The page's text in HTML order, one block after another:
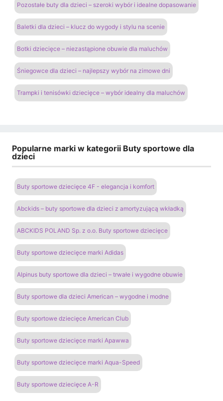
Pozostałe buty dla dzieci – szeroki wybór i idealne dopasowanie
Baletki dla dzieci – klucz do wygody i stylu na scenie
Botki dziecięce – niezastąpione obuwie dla maluchów
Śniegowce dla dzieci – najlepszy wybór na zimowe dni
Trampki i tenisówki dziecięce – wybór idealny dla maluchów
Popularne marki w kategorii Buty sportowe dla
dzieci
Buty sportowe dziecięce 4F - elegancja i komfort
Abckids – buty sportowe dla dzieci z amortyzującą wkładką
ABCKIDS POLAND Sp. z o.o. Buty sportowe dziecięce
Buty sportowe dziecięce marki Adidas
Alpinus buty sportowe dla dzieci – trwałe i wygodne obuwie
Buty sportowe dla dzieci American – wygodne i modne
Buty sportowe dziecięce American Club
Buty sportowe dziecięce marki Apawwa
Buty sportowe dziecięce marki Aqua-Speed
Buty sportowe dziecięce A-R